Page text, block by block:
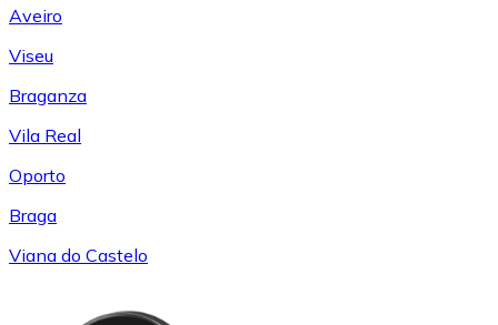
Aveiro
Viseu
Braganza
Vila Real
Oporto
Braga
Viana do Castelo